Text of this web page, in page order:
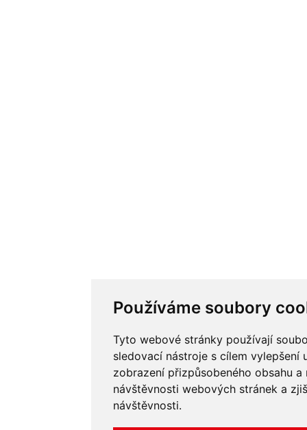
Používáme soubory
Tyto webové stránky používají
sledovací nástroje s cílem vylepšení
zobrazení přizpůsobeného obsahu a
návštěvnosti webových stránek a
návštěvnosti.